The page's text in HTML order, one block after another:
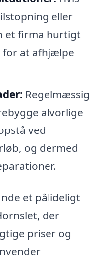
eller
et firma hurtigt
for at afhjælpe
Regelmæssig
alvorlige
ved
og dermed
et pålideligt
der
priser og